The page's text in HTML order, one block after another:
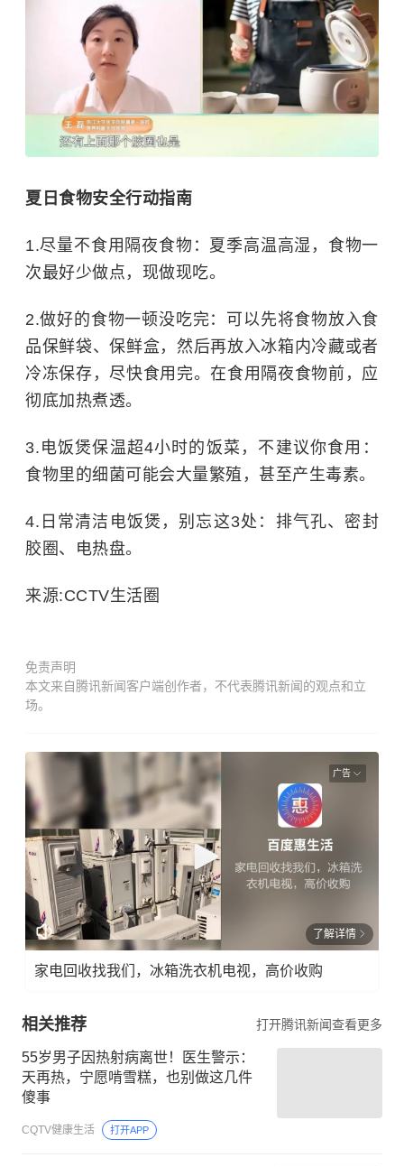
夏日食物安全行动指南
1.尽量不食用隔夜食物：夏季高温高湿，食物一
次最好少做点，现做现吃。
2.做好的食物一顿没吃完：可以先将食物放入食
品保鲜袋、保鲜盒，然后再放入冰箱内冷藏或者
冷冻保存，尽快食用完。在食用隔夜食物前，应
彻底加热煮透。
3.电饭煲保温超4小时的饭菜，不建议你食用：
食物里的细菌可能会大量繁殖，甚至产生毒素。
4.日常清洁电饭煲，别忘这3处：排气孔、密封
胶圈、电热盘。
来源:CCTV生活圈
免责声明
本文来自腾讯新闻客户端创作者，不代表腾讯新闻的观点和立
场。
广告
了解详情
家电回收找我们，冰箱洗衣机电视，高价收购
相关推荐 打开腾讯新闻查看更多
55岁男子因热射病离世！医生警示：
天再热，宁愿啃雪糕，也别做这几件
傻事
CQTV健康生活 打开APP